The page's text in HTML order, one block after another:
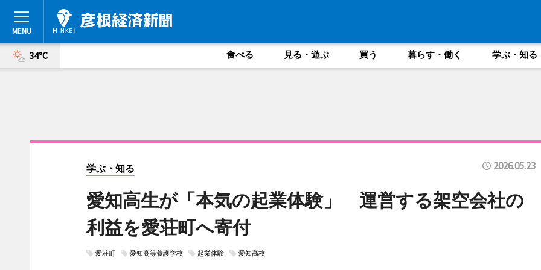
34°C 食べる 見る・遊ぶ 買う 暮らす・働く 学ぶ・知る
学ぶ・知る 2026.05.23
愛知高生が「本気の起業体験」 運営する架空会社の
利益を愛荘町へ寄付
愛荘町 愛知高等養護学校 起業体験 愛知高校